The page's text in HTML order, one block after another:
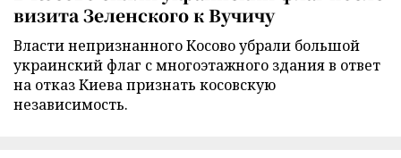
визита Зеленского к Вучичу
Власти непризнанного Косово убрали большой
украинский флаг с многоэтажного здания в ответ
на отказ Киева признать косовскую
независимость.